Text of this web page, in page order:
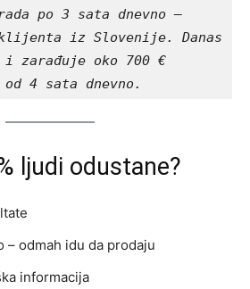
po 3 sata dnevno –
iz Slovenije. Danas
zarađuje oko 700 €
4 sata dnevno.
ljudi odustane?
– odmah idu da prodaju
informacija